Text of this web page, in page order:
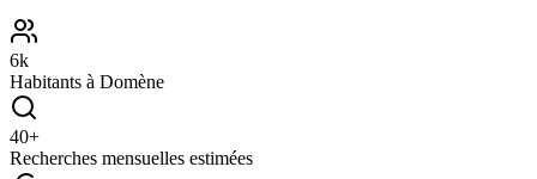
6k
Habitants à Domène
40+
Recherches mensuelles estimées